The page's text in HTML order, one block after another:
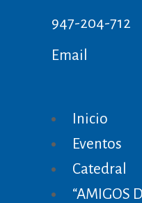
947-204-712
Email
Inicio
Eventos
Catedral
“AMIGOS